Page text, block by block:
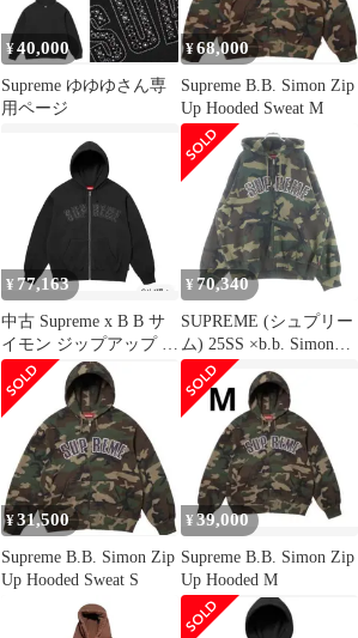
¥40,000
Supreme ゆゆゆさん専
用ページ
¥68,000
Supreme B.B. Simon Zip
Up Hooded Sweat M
¥ 77,163
中古 Supreme x B B サ
イモン ジップアップ フ
ーディー スウェットシ
ャツ ブラック - 25SS
¥ 70,340
SUPREME (シュプリー
ム) 25SS ×b.b. Simon
Zip Up Hooded
Sweatshirt ×ビービーサ
イモン ジップアップフ
ーデッドスウェットシ
ャツ カーキ
¥31,500
Supreme B.B. Simon Zip
Up Hooded Sweat S
¥39,000
Supreme B.B. Simon Zip
Up Hooded M